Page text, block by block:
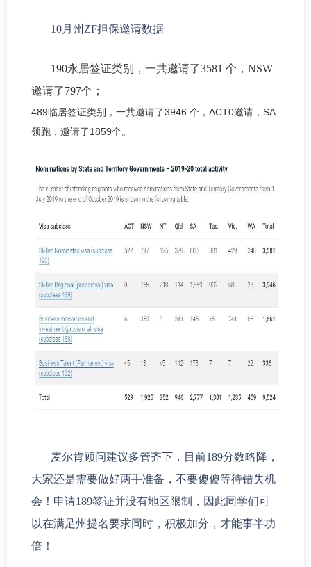
10月州ZF担保邀请数据
190永居签证类别，一共邀请了3581 个，NSW
邀请了797个；
489临居签证类别，一共邀请了3946 个，ACT0邀请，SA
领跑，邀请了1859个。
麦尔肯顾问建议多管齐下，目前189分数略降，
大家还是需要做好两手准备，不要傻傻等待错失机
会！申请189签证并没有地区限制，因此同学们可
以在满足州提名要求同时，积极加分，才能事半功
倍！